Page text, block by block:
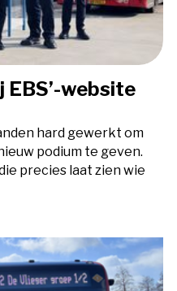
EBS’-website
hard gewerkt om
podium te geven.
precies laat zien wie